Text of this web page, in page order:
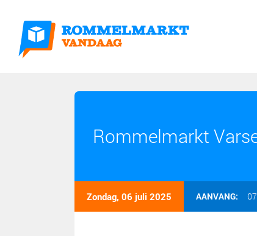
Rommelmarkt
Zondag, 06 juli 2025 AANVANG: